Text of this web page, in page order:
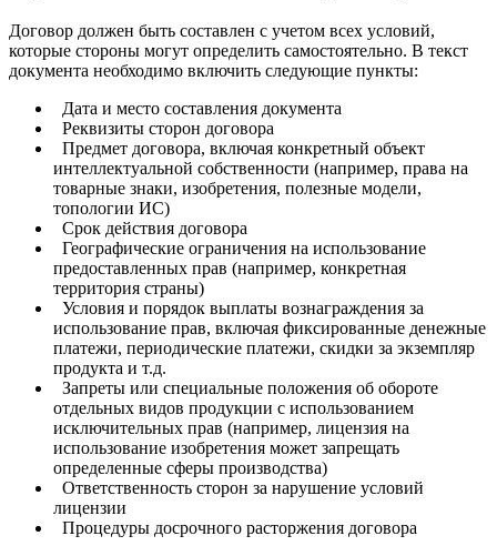
Договор должен быть составлен с учетом всех условий,
которые стороны могут определить самостоятельно. В текст
документа необходимо включить следующие пункты:
Дата и место составления документа
Реквизиты сторон договора
Предмет договора, включая конкретный объект
интеллектуальной собственности (например, права на
товарные знаки, изобретения, полезные модели,
топологии ИС)
Срок действия договора
Географические ограничения на использование
предоставленных прав (например, конкретная
территория страны)
Условия и порядок выплаты вознаграждения за
использование прав, включая фиксированные денежные
платежи, периодические платежи, скидки за экземпляр
продукта и т.д.
Запреты или специальные положения об обороте
отдельных видов продукции с использованием
исключительных прав (например, лицензия на
использование изобретения может запрещать
определенные сферы производства)
Ответственность сторон за нарушение условий
лицензии
Процедуры досрочного расторжения договора